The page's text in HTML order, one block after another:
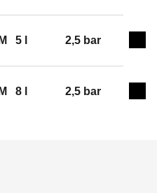
Maksimalni radni
2 l.
5 l 2,5 bar
8 l 2,5 bar